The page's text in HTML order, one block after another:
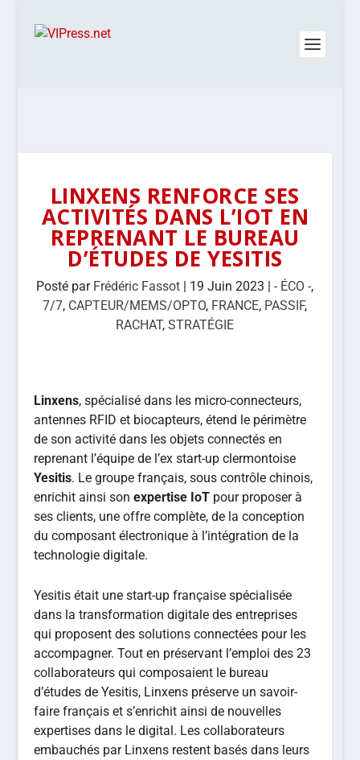
LINXENS RENFORCE SES
ACTIVITÉS DANS L’IOT EN
REPRENANT LE BUREAU
D’ÉTUDES DE YESITIS
Posté par Frédéric Fassot | 19 Juin 2023 |- ÉCO -,
7/7, CAPTEUR/MEMS/OPTO, FRANCE, PASSIF,
RACHAT,STRATÉGIE
Linxens, spécialisé dans les micro-connecteurs,
antennes RFID et biocapteurs, étend le périmètre
de son activité dans les objets connectés en
reprenant l’équipe de l’ex start-up clermontoise
Yesitis. Le groupe français, sous contrôle chinois,
enrichit ainsi sonexpertise IoT pour proposer à
ses clients, une offre complète, de la conception
du composant électronique à l’intégration de la
technologie digitale.
Yesitis était une start-up française spécialisée
dans la transformation digitale des entreprises
qui proposent des solutions connectées pour les
accompagner. Tout en préservant l’emploi des 23
collaborateurs qui composaient le bureau
d’études de Yesitis, Linxens préserve un savoir-
faire français et s’enrichit ainsi de nouvelles
expertises dans le digital. Les collaborateurs
embauchés par Linxens restent basés dans leurs